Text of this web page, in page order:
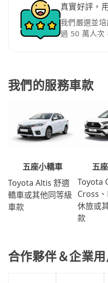
真實好評，
我們嚴選並
過 50 萬人次
我們的服務車款
五座小轎車
Toyota Altis 舒適
轎車或其他同等級
車款
五
Toyota
Cross
休旅或
款
合作夥伴＆企業用